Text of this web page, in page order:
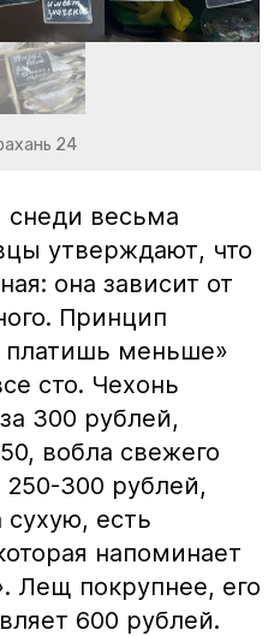
24
снеди весьма
утверждают, что
она зависит от
Принцип
меньше»
сто. Чехонь
300 рублей,
вобла свежего
250-300 рублей,
сухую, есть
напоминает
Лещ покрупнее, его
600 рублей.